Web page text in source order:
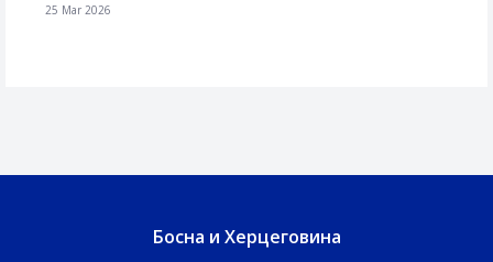
25 Mar 2026
Босна и Херцеговина